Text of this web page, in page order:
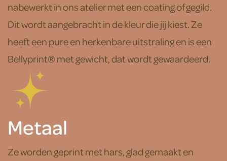
nabewerkt in ons atelier met een coating of gegild.
Dit wordt aangebracht in de kleur die jij kiest. Ze
heeft een pure en herkenbare uitstraling en is een
Bellyprint® met gewicht, dat wordt gewaardeerd.
Metaal
Ze worden geprint met hars, glad gemaakt en